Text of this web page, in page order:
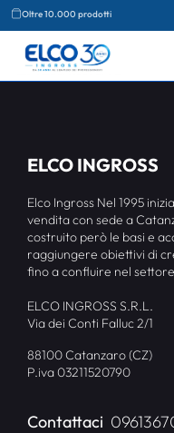
Oltre 10.000 prodotti
ELCO INGROSS
Elco Ingross Nel 1995
vendita con sede a
costruito però le basi e
raggiungere obiettivi di
fino a confluire nel
ELCO INGROSS S.R.L.
Via dei Conti Falluc 2/1
88100 Catanzaro (CZ)
P.iva 03211520790
Contattaci